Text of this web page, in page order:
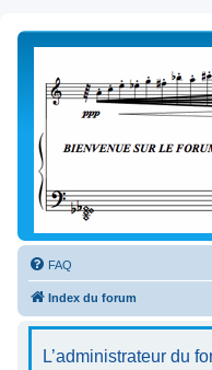
FAQ
Index du forum
L’administrateur du